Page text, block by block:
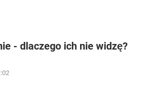
- dlaczego ich nie widzę?